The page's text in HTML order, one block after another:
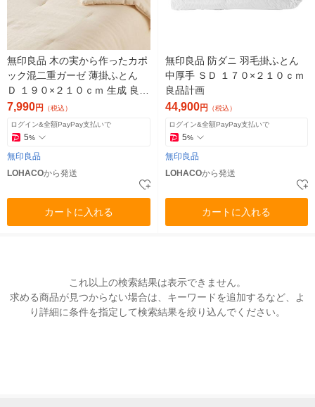
無印良品 木の実から作ったカポ
ック混二重ガーゼ 薄掛ふとん
Ｄ １９０×２１０ｃｍ 生成 良品
計画
7,990円 （税込）
ログイン&全額PayPay支払いで
5%
無印良品
LOHACOから発送
カートに入れる
無印良品 防ダニ 羽毛掛ふとん
中厚手 ＳＤ １７０×２１０ｃｍ
良品計画
44,900円 （税込）
ログイン&全額PayPay支払いで
5%
無印良品
LOHACOから発送
カートに入れる
これ以上の検索結果は表示できません。
求める商品が見つからない場合は、キーワードを追加するなど、よ
り詳細に条件を指定して検索結果を絞り込んでください。